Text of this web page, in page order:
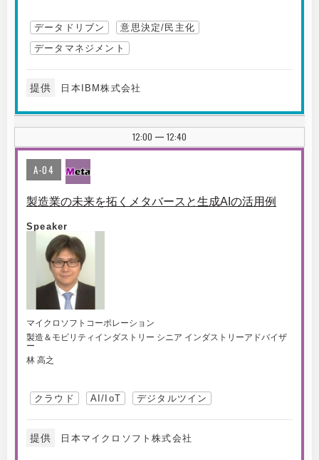
データドリブン
意思決定/民主化
データマネジメント
提供 日本IBM株式会社
12:00 | 12:40
A-04
製造業の未来を拓くメタバースと生成AIの活用例
Speaker
マイクロソフトコーポレーション
製造＆モビリティインダストリー シニア インダストリーアドバイザ
ー
林 高之
クラウド AI/IoT デジタルツイン
提供 日本マイクロソフト株式会社